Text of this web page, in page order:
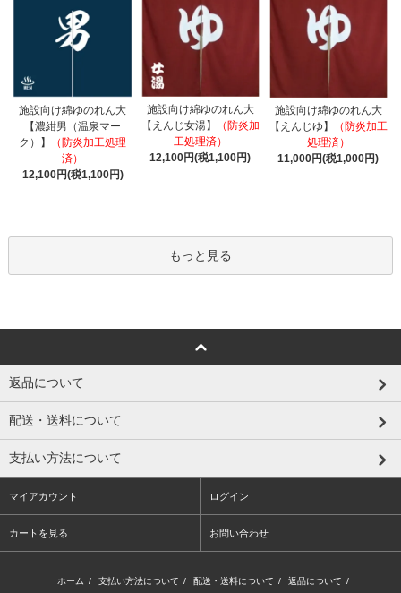
施設向け綿ゆのれん大
【濃紺男（温泉マー
ク）】
（防炎加工処理
済）
12,100円(税1,100円)
施設向け綿ゆのれん大
【えんじ女湯】
（防炎加
工処理済）
12,100円(税1,100円)
施設向け綿ゆのれん大
【えんじゆ】
（防炎加工
処理済）
11,000円(税1,000円)
もっと見る
返品について
配送・送料について
支払い方法について
マイアカウント ログイン
カートを見る お問い合わせ
ホーム / 支払い方法について / 配送・送料について / 返品について /